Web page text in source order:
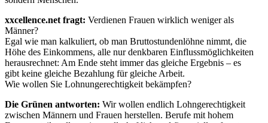
xxcellence.net fragt: Verdienen Frauen wirklich weniger als
Männer?
Egal wie man kalkuliert, ob man Bruttostundenlöhne nimmt, die
Höhe des Einkommens, alle nur denkbaren Einflussmöglichkeiten
herausrechnet: Am Ende steht immer das gleiche Ergebnis – es
gibt keine gleiche Bezahlung für gleiche Arbeit.
Wie wollen Sie Lohnungerechtigkeit bekämpfen?
Die Grünen antworten: Wir wollen endlich Lohngerechtigkeit
zwischen Männern und Frauen herstellen. Berufe mit hohem